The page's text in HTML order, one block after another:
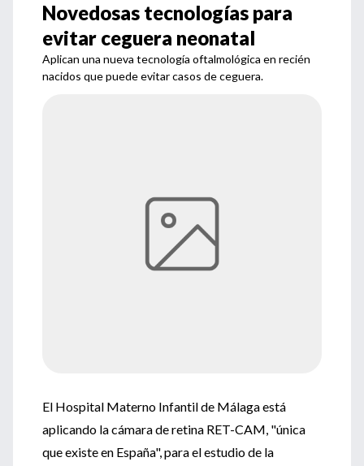
Novedosas tecnologías para
evitar ceguera neonatal
Aplican una nueva tecnología oftalmológica en recién
nacidos que puede evitar casos de ceguera.
El Hospital Materno Infantil de Málaga está
aplicando la cámara de retina RET-CAM, "única
que existe en España", para el estudio de la